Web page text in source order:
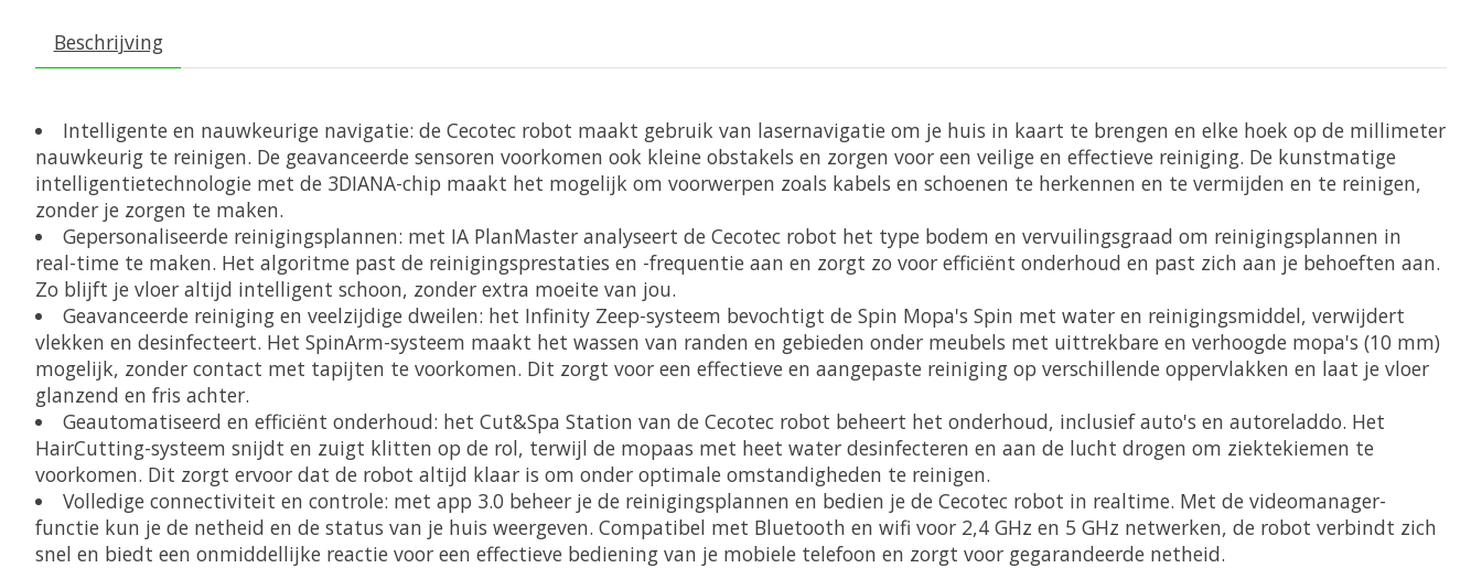
Beschrijving
Intelligente en nauwkeurige navigatie: de Cecotec robot maakt gebruik van lasernavigatie om je huis in kaart te brengen en elke hoek op de millimeter
nauwkeurig te reinigen. De geavanceerde sensoren voorkomen ook kleine obstakels en zorgen voor een veilige en effectieve reiniging. De kunstmatige
intelligentietechnologie met de 3DIANA-chip maakt het mogelijk om voorwerpen zoals kabels en schoenen te herkennen en te vermijden en te reinigen,
zonder je zorgen te maken.
Gepersonaliseerde reinigingsplannen: met IA PlanMaster analyseert de Cecotec robot het type bodem en vervuilingsgraad om reinigingsplannen in
real-time te maken. Het algoritme past de reinigingsprestaties en -frequentie aan en zorgt zo voor efficiënt onderhoud en past zich aan je behoeften aan.
Zo blijft je vloer altijd intelligent schoon, zonder extra moeite van jou.
Geavanceerde reiniging en veelzijdige dweilen: het Infinity Zeep-systeem bevochtigt de Spin Mopa's Spin met water en reinigingsmiddel, verwijdert
vlekken en desinfecteert. Het SpinArm-systeem maakt het wassen van randen en gebieden onder meubels met uittrekbare en verhoogde mopa's (10 mm)
mogelijk, zonder contact met tapijten te voorkomen. Dit zorgt voor een effectieve en aangepaste reiniging op verschillende oppervlakken en laat je vloer
glanzend en fris achter.
Geautomatiseerd en efficiënt onderhoud: het Cut&Spa Station van de Cecotec robot beheert het onderhoud, inclusief auto's en autoreladdo. Het
HairCutting-systeem snijdt en zuigt klitten op de rol, terwijl de mopaas met heet water desinfecteren en aan de lucht drogen om ziektekiemen te
voorkomen. Dit zorgt ervoor dat de robot altijd klaar is om onder optimale omstandigheden te reinigen.
Volledige connectiviteit en controle: met app 3.0 beheer je de reinigingsplannen en bedien je de Cecotec robot in realtime. Met de videomanager-
functie kun je de netheid en de status van je huis weergeven. Compatibel met Bluetooth en wifi voor 2,4 GHz en 5 GHz netwerken, de robot verbindt zich
snel en biedt een onmiddellijke reactie voor een effectieve bediening van je mobiele telefoon en zorgt voor gegarandeerde netheid.